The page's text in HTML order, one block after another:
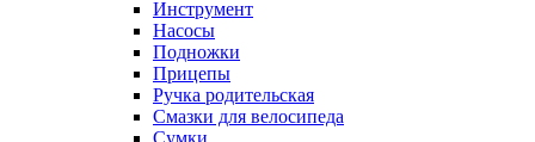
Инструмент
Насосы
Подножки
Прицепы
Ручка родительская
Смазки для велосипеда
Сумки